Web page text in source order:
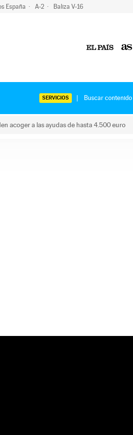
España A-2 Baliza V-16
SERVICIOS
acoger a las ayudas de hasta 4.500 euro